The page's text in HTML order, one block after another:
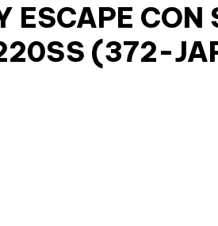
ESCAPE
(372-